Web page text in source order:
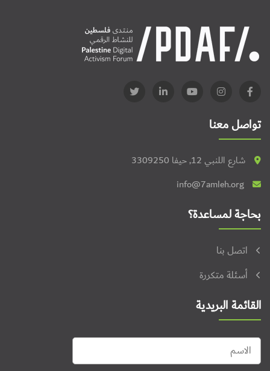
تواصل معنا
شارع اللنبي 12, حيفا 3309250
info@7amleh.org
بحاجة لمساعدة؟
اتصل بنا
أسئلة متكررة
القائمة البريدية